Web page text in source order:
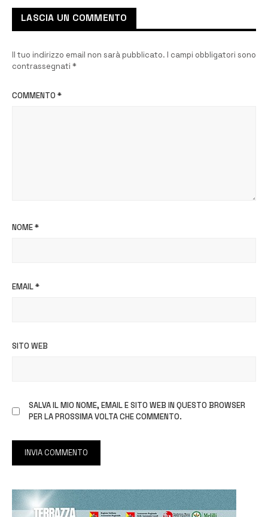
LASCIA UN COMMENTO
Il tuo indirizzo email non sarà pubblicato. I campi obbligatori sono
contrassegnati *
COMMENTO *
NOME*
EMAIL*
SITO WEB
SALVA IL MIO NOME, EMAIL E SITO WEB IN QUESTO BROWSER
PER LA PROSSIMA VOLTA CHE COMMENTO.